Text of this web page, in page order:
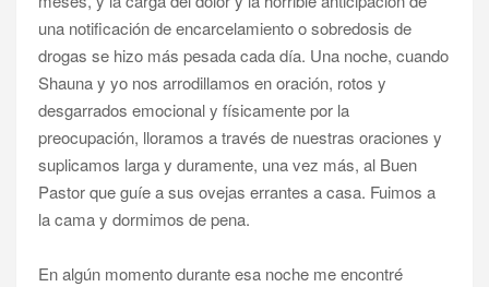
una notificación de encarcelamiento o sobredosis de
drogas se hizo más pesada cada día. Una noche, cuando
Shauna y yo nos arrodillamos en oración, rotos y
desgarrados emocional y físicamente por la
preocupación, lloramos a través de nuestras oraciones y
suplicamos larga y duramente, una vez más, al Buen
Pastor que guíe a sus ovejas errantes a casa. Fuimos a
la cama y dormimos de pena.
En algún momento durante esa noche me encontré